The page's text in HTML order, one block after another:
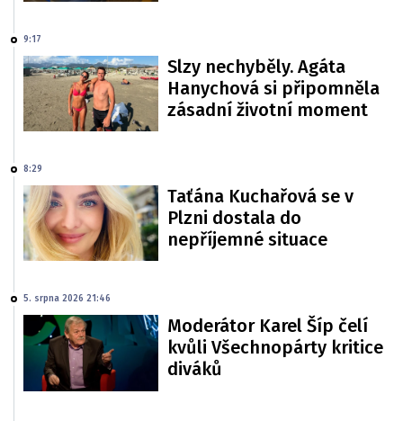
9:17
Slzy nechyběly. Agáta
Hanychová si připomněla
zásadní životní moment
8:29
Taťána Kuchařová se v
Plzni dostala do
nepříjemné situace
5. srpna 2026 21:46
Moderátor Karel Šíp čelí
kvůli Všechnopárty kritice
diváků